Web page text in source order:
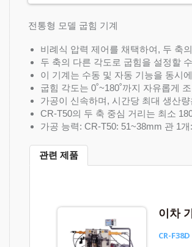
전통형 모델 굽힘 기계
비례식 압력 제어를 채택하여, 두 축
두 축의 다른 각도로 굽힘을 설정할
이 기계는 수동 및 자동 기능을 동시
굽힘 각도는 0˚~180˚까지 자유롭게
가공이 신속하며, 시간당 최대 생산
CR-T50의 두 축 중심 거리는 최소
가공 능력: CR-T50: 51~38mm 관 1
관련 제품
이차
CR-F38D